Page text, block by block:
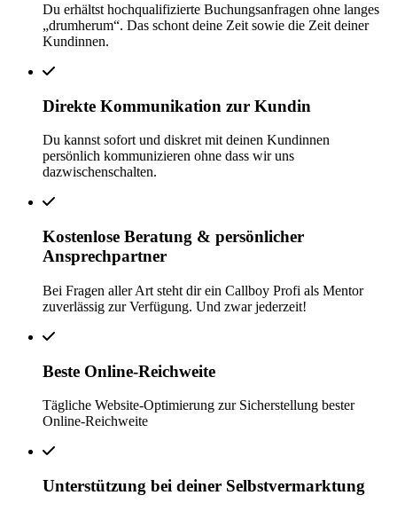
Du erhältst hochqualifizierte Buchungsanfragen ohne langes
„drumherum“. Das schont deine Zeit sowie die Zeit deiner
Kundinnen.
Direkte Kommunikation zur Kundin
Du kannst sofort und diskret mit deinen Kundinnen
persönlich kommunizieren ohne dass wir uns
dazwischenschalten.
Kostenlose Beratung & persönlicher
Ansprechpartner
Bei Fragen aller Art steht dir ein Callboy Profi als Mentor
zuverlässig zur Verfügung. Und zwar jederzeit!
Beste Online-Reichweite
Tägliche Website-Optimierung zur Sicherstellung bester
Online-Reichweite
Unterstützung bei deiner Selbstvermarktung